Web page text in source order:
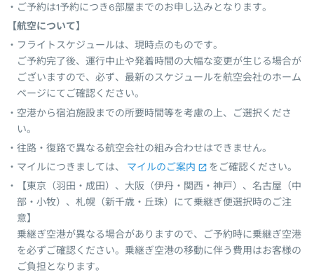
ご予約は1予約につき6部屋までのお申し込みとなります。
【航空について】
フライトスケジュールは、現時点のものです。
ご予約完了後、運行中止や発着時間の大幅な変更が生じる場合が
ございますので、必ず、最新のスケジュールを航空会社のホーム
ページにてご確認ください。
空港から宿泊施設までの所要時間等を考慮の上、ご選択くださ
い。
往路・復路で異なる航空会社の組み合わせはできません。
マイルにつきましては、
マイルのご案内
をご確認ください。
【東京（羽田・成田）、大阪（伊丹・関西・神戸）、名古屋（中
部・小牧）、札幌（新千歳・丘珠）にて乗継ぎ便選択時のご注
意】
乗継ぎ空港が異なる場合がありますので、ご予約時に乗継ぎ空港
を必ずご確認ください。乗継ぎ空港の移動に伴う費用はお客様の
ご負担となります。